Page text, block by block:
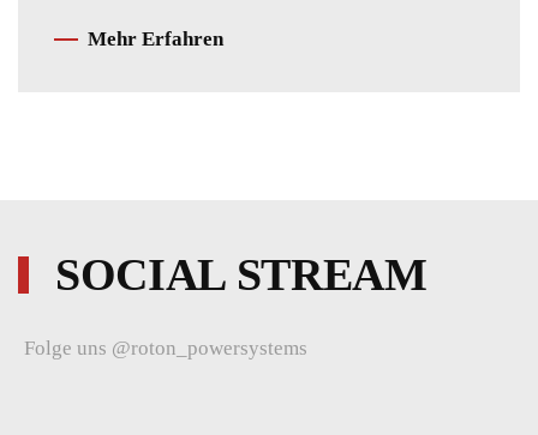
Mehr Erfahren
SOCIAL STREAM
Folge uns @roton_powersystems